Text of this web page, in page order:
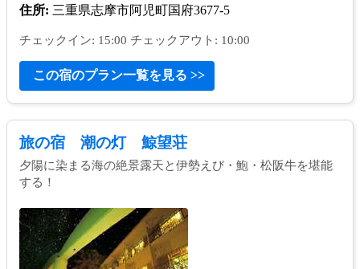
住所: 三重県志摩市阿児町国府3677-5
チェックイン: 15:00 チェックアウト: 10:00
この宿のプラン一覧を見る >>
旅の宿 潮の灯 鯨望荘
夕陽に染まる海の絶景露天と伊勢えび・鮑・松阪牛を堪能
する！